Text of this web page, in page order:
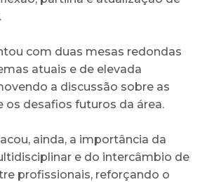
com duas mesas redondas
atuais e de elevada
a discussão sobre as
os desafios futuros da área.
ainda, a importância da
e do intercâmbio de
profissionais, reforçando o